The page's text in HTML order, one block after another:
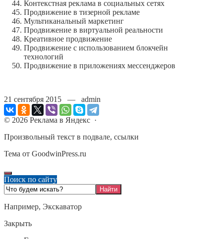
Контекстная реклама в социальных сетях
Продвижение в тизерной рекламе
Мультиканальный маркетинг
Продвижение в виртуальной реальности
Креативное продвижение
Продвижение с использованием блокчейн
технологий
Продвижение в приложениях мессенджеров
21 сентября 2015 — admin
© 2026 Реклама в Яндекс ·
Произвольный текст в подвале, ссылки
Тема от GoodwinPress.ru
Поиск по сайту
Например, Экскаватор
Закрыть